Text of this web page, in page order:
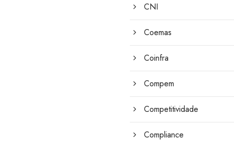
CNI
Coemas
Coinfra
Compem
Competitividade
Compliance